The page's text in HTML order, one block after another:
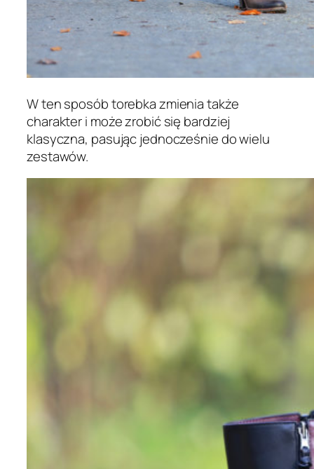
W ten sposób torebka zmienia także
charakter i może zrobić się bardziej
klasyczna, pasując jednocześnie do wielu
zestawów.